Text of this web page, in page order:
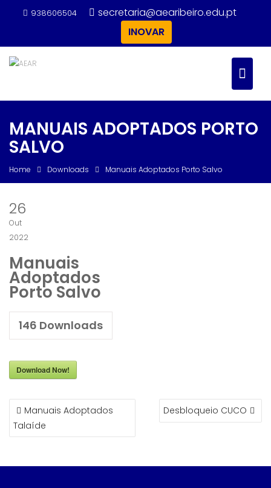
938606504
secretaria@aearibeiro.edu.pt
INOVAR
MANUAIS ADOPTADOS PORTO
SALVO
Home Downloads Manuais Adoptados Porto Salvo
26
Out
2022
Manuais
Adoptados
Porto Salvo
146 Downloads
Download Now!
NAVEGAÇÃO
DE
ARTIGOS
Manuais Adoptados
Talaíde
Desbloqueio CUCO